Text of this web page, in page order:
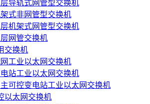
导轨式网管型交换机
式非网管型交换机
机架式网管型交换机
网管交换机
交换机
工业以太网交换机
站工业以太网交换机
主可控变电站工业以太网交换机
以太网交换机